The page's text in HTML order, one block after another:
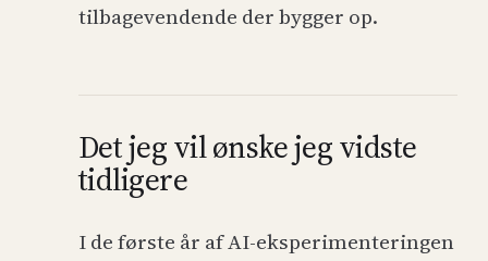
tilbagevendende der bygger op.
Det jeg vil ønske jeg vidste
tidligere
I de første år af AI-eksperimenteringen